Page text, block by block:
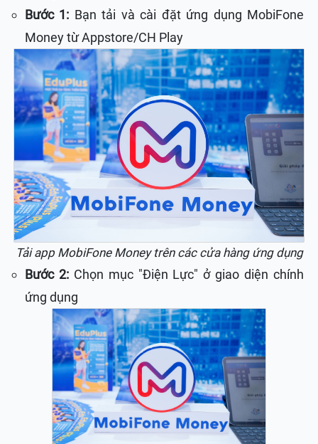
Bước 1: Bạn tải và cài đặt ứng dụng MobiFone
Money từ Appstore/CH Play
Tải app MobiFone Money trên các cửa hàng ứng dụng
Bước 2:Chọn mục "Điện Lực" ở giao diện chính
ứng dụng